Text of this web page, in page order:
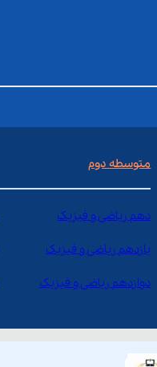
متوسطه دوم
دهم ریاضی و فیزیک
یازدهم ریاضی و فیزیک
دوازدهم ریاضی و فیزیک